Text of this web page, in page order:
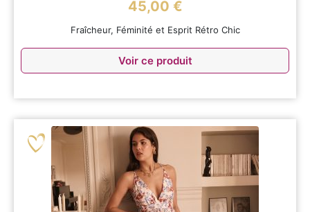
45,00 €
Fraîcheur, Féminité et Esprit Rétro Chic
Voir ce produit